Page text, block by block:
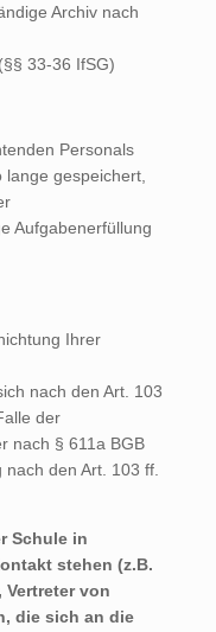
Archiv nach
33-36 IfSG)
Personals
lange gespeichert,
Aufgabenerfüllung
Ihrer
nach den Art. 103
der
nach § 611a BGB
den Art. 103 ff.
Schule in
stehen (z.B.
Vertreter von
die sich an die